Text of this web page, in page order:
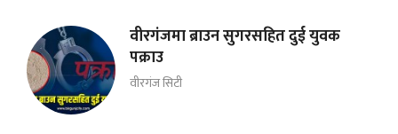
वीरगंजमा ब्राउन सुगरसहित दुई युवक
पक्राउ
वीरगंज सिटी